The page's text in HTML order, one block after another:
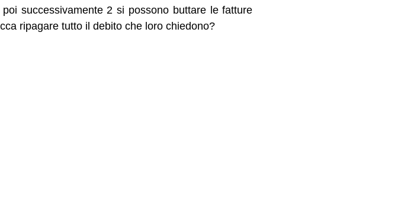
successivamente 2 si possono buttare le fatture
ripagare tutto il debito che loro chiedono?